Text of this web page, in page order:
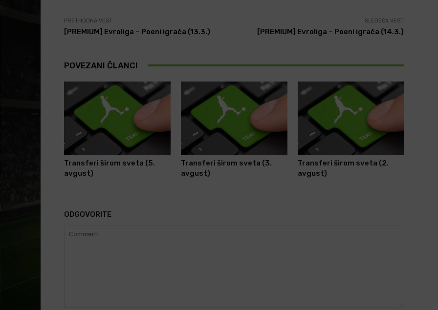
PRETHODNA VEST
[PREMIUM] Evroliga – Poeni igrača (13.3.)
SLEDEĆA VEST
[PREMIUM] Evroliga – Poeni igrača (14.3.)
POVEZANI ČLANCI
Transferi širom sveta (5.
avgust)
Transferi širom sveta (3.
avgust)
Transferi širom sveta (2.
avgust)
ODGOVORITE